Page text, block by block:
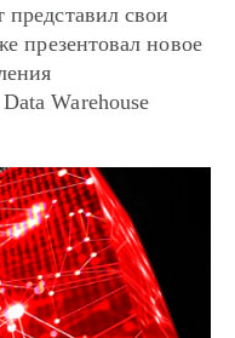
свои
презентовал новое
Warehouse